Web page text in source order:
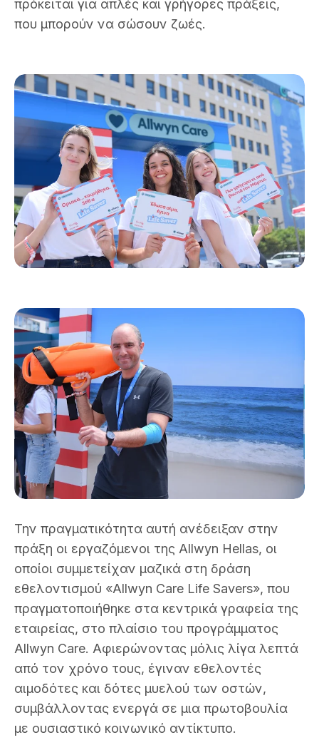
πρόκειται για απλές και γρήγορες πράξεις,
που μπορούν να σώσουν ζωές.
Την πραγματικότητα αυτή ανέδειξαν στην
πράξη οι εργαζόμενοι της Allwyn Hellas, οι
οποίοι συμμετείχαν μαζικά στη δράση
εθελοντισμού «Allwyn Care Life Savers», που
πραγματοποιήθηκε στα κεντρικά γραφεία της
εταιρείας, στο πλαίσιο του προγράμματος
Allwyn Care. Αφιερώνοντας μόλις λίγα λεπτά
από τον χρόνο τους, έγιναν εθελοντές
αιμοδότες και δότες μυελού των οστών,
συμβάλλοντας ενεργά σε μια πρωτοβουλία
με ουσιαστικό κοινωνικό αντίκτυπο.